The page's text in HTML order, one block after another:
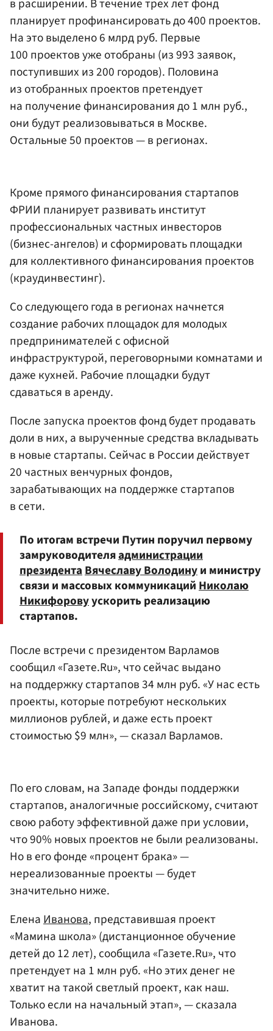
в расширении. В течение трех лет фонд
планирует профинансировать до 400 проектов.
На это выделено 6 млрд руб. Первые
100 проектов уже отобраны (из 993 заявок,
поступивших из 200 городов). Половина
из отобранных проектов претендует
на получение финансирования до 1 млн руб.,
они будут реализовываться в Москве.
Остальные 50 проектов — в регионах.
Кроме прямого финансирования стартапов
ФРИИ планирует развивать институт
профессиональных частных инвесторов
(бизнес-ангелов) и сформировать площадки
для коллективного финансирования проектов
(краудинвестинг).
Со следующего года в регионах начнется
создание рабочих площадок для молодых
предпринимателей с офисной
инфраструктурой, переговорными комнатами и
даже кухней. Рабочие площадки будут
сдаваться в аренду.
После запуска проектов фонд будет продавать
доли в них, а вырученные средства вкладывать
в новые стартапы. Сейчас в России действует
20 частных венчурных фондов,
зарабатывающих на поддержке стартапов
в сети.
По итогам встречи Путин поручил первому
замруководителяадминистрации
президентаВячеславу Володинуи министру
связи и массовых коммуникацийНиколаю
Никифоровуускорить реализацию
стартапов.
После встречи с президентом Варламов
сообщил «Газете.Ru», что сейчас выдано
на поддержку стартапов 34 млн руб. «У нас есть
проекты, которые потребуют нескольких
миллионов рублей, и даже есть проект
стоимостью $9 млн», — сказал Варламов.
По его словам, на Западе фонды поддержки
стартапов, аналогичные российскому, считают
свою работу эффективной даже при условии,
что 90% новых проектов не были реализованы.
Но в его фонде «процент брака» —
нереализованные проекты — будет
значительно ниже.
ЕленаИванова, представившая проект
«Мамина школа» (дистанционное обучение
детей до 12 лет), сообщила «Газете.Ru», что
претендует на 1 млн руб. «Но этих денег не
хватит на такой светлый проект, как наш.
Только если на начальный этап», — сказала
Иванова.